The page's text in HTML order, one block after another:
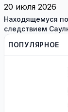
20 июля 2026
Находящемуся
следствием
Сквернялису
разрешили
границу
ПОПУЛЯРНОЕ